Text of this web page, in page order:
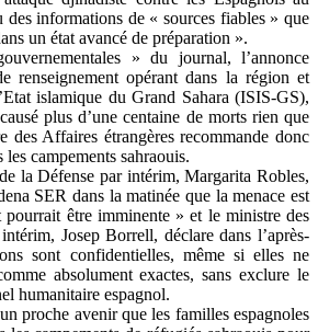
des informations de « sources fiables » que
un état avancé de préparation ».
» du journal, l’annonce
renseignement opérant dans la région et
islamique du Grand Sahara (ISIS-GS),
plus d’une centaine de morts rien que
des Affaires étrangères recommande donc
les campements sahraouis.
la Défense par intérim, Margarita Robles,
SER dans la matinée que la menace est
pourrait être imminente » et le ministre des
Josep Borrell, déclare dans l’après-
sont confidentielles, même si elles ne
absolument exactes, sans exclure le
humanitaire espagnol.
proche avenir que les familles espagnoles